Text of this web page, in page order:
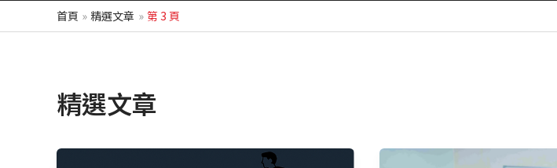
首頁 精選文章 第 3 頁
精選文章